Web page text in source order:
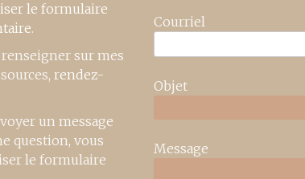
le formulaire
.
sur mes
rendez-
un message
question, vous
le formulaire
Courriel
Objet
Message